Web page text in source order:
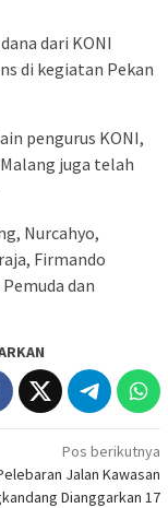
dari KONI
di kegiatan Pekan
pengurus KONI,
juga telah
Nurcahyo,
Firmando
dan
Pos berikutnya
Jalan Kawasan
Dianggarkan 17